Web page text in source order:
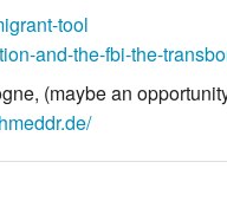
tool
and-the-fbi-the-
(maybe an